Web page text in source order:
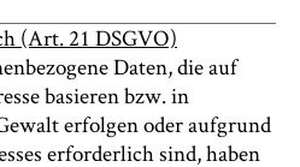
(Art. 21 DSGVO)
Daten, die auf
basieren bzw. in
erfolgen oder aufgrund
erforderlich sind, haben